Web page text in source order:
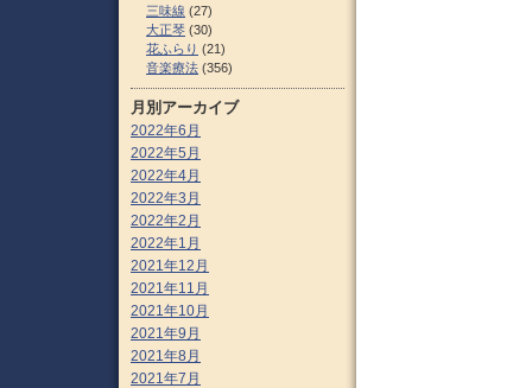
三味線 (27)
大正琴 (30)
花ふらり (21)
音楽療法 (356)
月別アーカイブ
2022年6月
2022年5月
2022年4月
2022年3月
2022年2月
2022年1月
2021年12月
2021年11月
2021年10月
2021年9月
2021年8月
2021年7月